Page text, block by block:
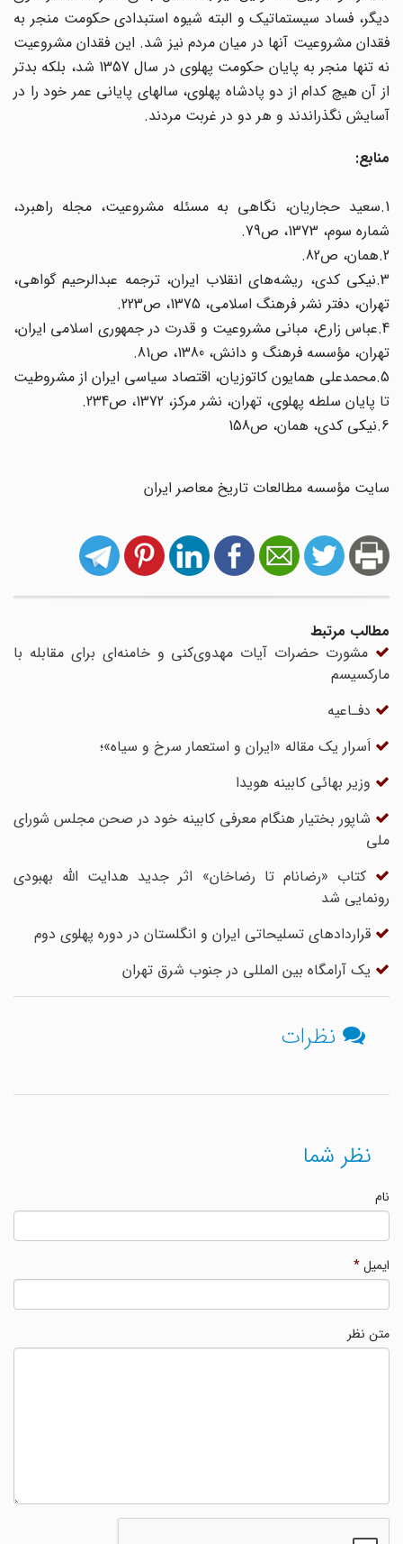
دیگر، فساد سیستماتیک و البته شیوه استبدادی حکومت منجر به
فقدان مشروعیت آنها در میان مردم نیز شد. این فقدان مشروعیت
نه تنها منجر به پایان حکومت پهلوی در سال 1357 شد، بلکه بدتر
از آن هیچ کدام از دو پادشاه پهلوی، سالهای پایانی عمر خود را در
آسایش نگذراندند و هر دو در غربت مردند.
منابع:
1.سعید حجاریان، نگاهی به مسئله مشروعیت، مجله راهبرد،
شماره سوم، 1373، ص79.
3.نیکی کدی، ریشه‌های انقلاب ایران، ترجمه عبدالرحیم گواهی،
تهران، دفتر نشر فرهنگ اسلامی، 1375، ص223.
4.عباس زارع، مبانی مشروعیت و قدرت در جمهوری اسلامی ایران،
تهران، مؤسسه فرهنگ و دانش، 1380، ص81.
5.محمدعلی همایون کاتوزیان، اقتصاد سیاسی ایران از مشروطیت
تا پایان سلطه پهلوی، تهران، نشر مرکز، 1372، ص234.
سایت مؤسسه مطالعات تاریخ معاصر ایران
مطالب مرتبط
مشورت حضرات آیات مهدوی‌کنی و خامنه‌ای برای مقابله با
مارکسیسم
‌‌‌دفـاعیه‌
اَسرار یک مقاله «ایران و استعمار سرخ و سیاه»؛
وزیر بهائی کابینه هویدا
شاپور بختیار هنگام معرفی کابینه خود در صحن مجلس شورای
ملی
کتاب «رضانام تا رضاخان» اثر جدید هدایت الله بهبودی
رونمایی شد
قراردادهای تسلیحاتی ایران و انگلستان در دوره پهلوی دوم
یک آرامگاه بین المللی در جنوب شرق تهران
نظرات
نظر شما
ایمیل*
متن نظر